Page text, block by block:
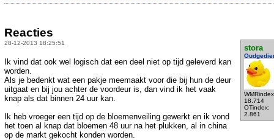
Reacties
28-12-2013 18:25:51
stora
18.714
OTindex:
2.861
Ik vind dat ook wel logisch dat een deel niet op tijd geleverd kan
worden.
Als je bedenkt wat een pakje meemaakt voor die bij hun de deur
uitgaat en bij jou achter de voordeur is, dan vind ik het vaak
knap als dat binnen 24 uur kan.
Ik heb vroeger een tijd op de bloemenveiling gewerkt en ik vond
het toen al knap dat bloemen 48 uur na het plukken, al in china
op de markt gekocht konden worden.